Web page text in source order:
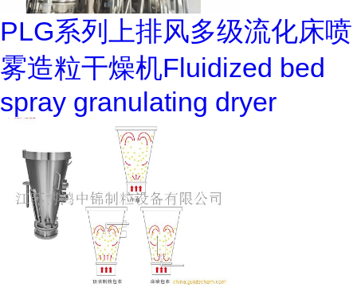
PLG系列上排风多级流化床喷
雾造粒干燥机Fluidized bed
spray granulating dryer